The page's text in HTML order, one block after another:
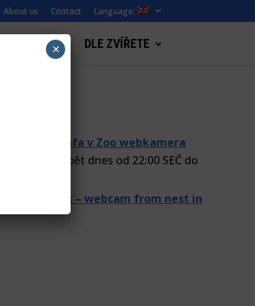
About us Contact Language:
WEBCAMS DLE ZVÍŘETE
(Czech) Žirafa v Zoo webkamera
začne opět dnes od 22:00 SEČ do
Black stork – webcam from nest in
×